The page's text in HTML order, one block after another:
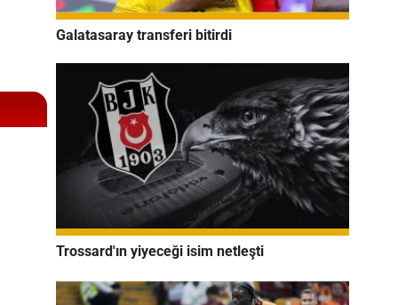
Galatasaray transferi bitirdi
Trossard'ın yiyeceği isim netleşti